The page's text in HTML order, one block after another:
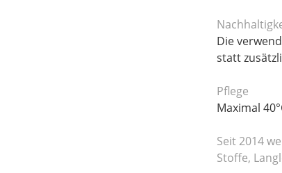
Die
statt
Pflege
Maximal
Seit 2014
Stoffe,